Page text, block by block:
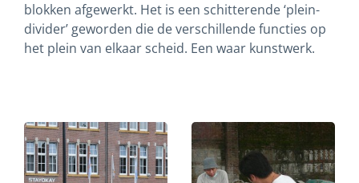
blokken afgewerkt. Het is een schitterende ‘plein-
divider’ geworden die de verschillende functies op
het plein van elkaar scheid. Een waar kunstwerk.